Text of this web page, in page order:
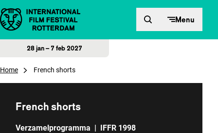
Direct naar inhoud Menu
28 jan – 7 feb 2027
Home French shorts
French shorts
Verzamelprogramma | IFFR 1998